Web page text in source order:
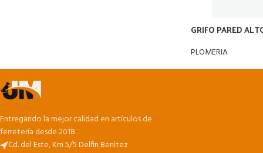
GRIFO PARED
PLOMERIA
Entregando la mejor calidad en artículos de
ferretería desde 2018.
Cd. del Este, Km 5/5 Delfin Benitez